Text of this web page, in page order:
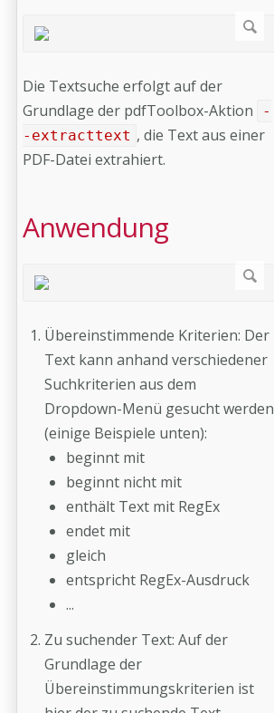
Die Textsuche erfolgt auf der
Grundlage der pdfToolbox-Aktion
-
-extracttext , die Text aus einer
PDF-Datei extrahiert.
Anwendung
Übereinstimmende Kriterien: Der
Text kann anhand verschiedener
Suchkriterien aus dem
Dropdown-Menü gesucht werden
(einige Beispiele unten):
beginnt mit
beginnt nicht mit
enthält Text mit RegEx
endet mit
gleich
entspricht RegEx-Ausdruck
...
Zu suchender Text: Auf der
Grundlage der
Übereinstimmungskriterien ist